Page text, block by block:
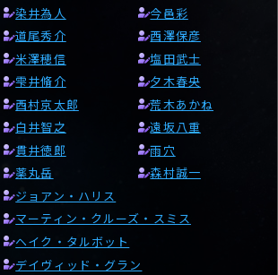
染井為人
今邑彩
道尾秀介
西澤保彦
米澤穂信
塩田武士
雫井脩介
夕木春央
西村京太郎
荒木あかね
白井智之
遠坂八重
貫井徳郎
雨穴
薬丸岳
森村誠一
ジョアン・ハリス
マーティン・クルーズ・スミス
ヘイク・タルボット
デイヴィッド・グラン